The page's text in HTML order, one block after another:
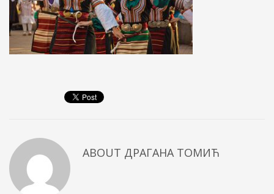
ABOUT ДРАГАНА ТОМИЋ